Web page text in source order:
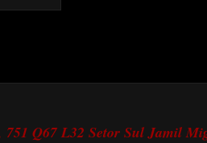
751 Q67 L32 Setor Sul Jamil